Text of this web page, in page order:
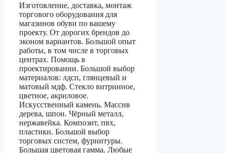
Изготовление, доставка, монтаж
торгового оборудования для
магазинов обуви по вашему
проекту. От дорогих брендов до
эконом вариантов. Большой опыт
работы, в том числе в торговых
центрах. Помощь в
проектировании. Большой выбор
материалов: лдсп, глянцевый и
матовый мдф. Стекло витринное,
цветное, акриловое.
Искусственный камень. Массив
дерева, шпон. Чёрный металл,
нержавейка. Композит, пвх,
пластики. Большой выбор
торговых систем, фурнитуры.
Большая цветовая гамма. Любые